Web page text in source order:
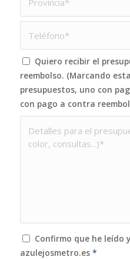
Quiero recibir el
reembolso. (Marcando
presupuestos, uno con
con pago a contra
Confirmo que he leído
azulejosmetro.es *